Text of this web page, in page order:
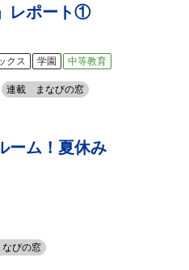
レポート①
クス 学園 中等教育
連載 まなびの窓
ーム！夏休み
びの窓